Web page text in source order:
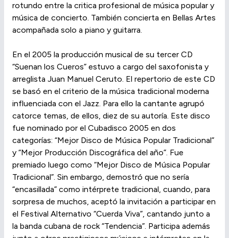
rotundo entre la critica profesional de música popular y
música de concierto. También concierta en Bellas Artes
acompañada solo a piano y guitarra.
En el 2005 la producción musical de su tercer CD
“Suenan los Cueros” estuvo a cargo del saxofonista y
arreglista Juan Manuel Ceruto. El repertorio de este CD
se basó en el criterio de la música tradicional moderna
influenciada con el Jazz. Para ello la cantante agrupó
catorce temas, de ellos, diez de su autoría. Este disco
fue nominado por el Cubadisco 2005 en dos
categorías: “Mejor Disco de Música Popular Tradicional”
y “Mejor Producción Discográfica del año”. Fue
premiado luego como “Mejor Disco de Música Popular
Tradicional”. Sin embargo, demostró que no sería
“encasillada” como intérprete tradicional, cuando, para
sorpresa de muchos, aceptó la invitación a participar en
el Festival Alternativo “Cuerda Viva”, cantando junto a
la banda cubana de rock “Tendencia”. Participa además